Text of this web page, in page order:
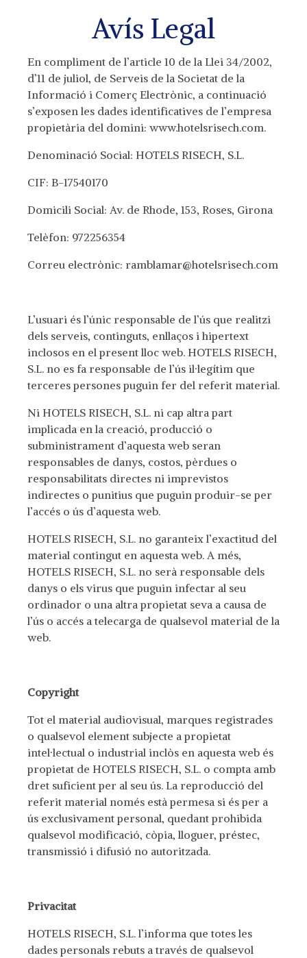
Avís Legal
En compliment de l’article 10 de la Llei 34/2002,
d’11 de juliol, de Serveis de la Societat de la
Informació i Comerç Electrònic, a continuació
s’exposen les dades identificatives de l’empresa
propietària del domini: www.hotelsrisech.com.
Denominació Social: HOTELS RISECH, S.L.
CIF: B-17540170
Domicili Social: Av. de Rhode, 153, Roses, Girona
Telèfon: 972256354
Correu electrònic: ramblamar@hotelsrisech.com
L’usuari és l’únic responsable de l’ús que realitzi
dels serveis, continguts, enllaços i hipertext
inclosos en el present lloc web. HOTELS RISECH,
S.L. no es fa responsable de l’ús il·legítim que
terceres persones puguin fer del referit material.
Ni HOTELS RISECH, S.L. ni cap altra part
implicada en la creació, producció o
subministrament d’aquesta web seran
responsables de danys, costos, pèrdues o
responsabilitats directes ni imprevistos
indirectes o punitius que puguin produir-se per
l’accés o ús d’aquesta web.
HOTELS RISECH, S.L. no garanteix l’exactitud del
material contingut en aquesta web. A més,
HOTELS RISECH, S.L. no serà responsable dels
danys o els virus que puguin infectar al seu
ordinador o una altra propietat seva a causa de
l’ús o accés a telecarga de qualsevol material de la
web.
Copyright
Tot el material audiovisual, marques registrades
o qualsevol element subjecte a propietat
intel·lectual o industrial inclòs en aquesta web és
propietat de HOTELS RISECH, S.L. o compta amb
dret suficient per al seu ús. La reproducció del
referit material només està permesa si és per a
ús exclusivament personal, quedant prohibida
qualsevol modificació, còpia, lloguer, préstec,
transmissió i difusió no autoritzada.
Privacitat
HOTELS RISECH, S.L. l’informa que totes les
dades personals rebuts a través de qualsevol